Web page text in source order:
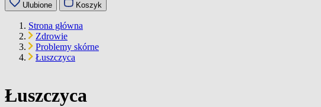
Ulubione Koszyk
Strona główna
Zdrowie
Problemy skórne
Łuszczyca
Łuszczyca